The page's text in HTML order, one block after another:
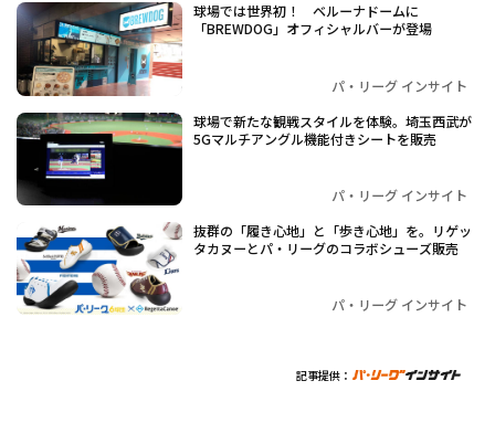
球場では世界初！ ベルーナドームに
「BREWDOG」オフィシャルバーが登場
パ・リーグ インサイト
球場で新たな観戦スタイルを体験。埼玉西武が
5Gマルチアングル機能付きシートを販売
パ・リーグ インサイト
抜群の「履き心地」と「歩き心地」を。リゲッ
タカヌーとパ・リーグのコラボシューズ販売
パ・リーグ インサイト
記事提供：